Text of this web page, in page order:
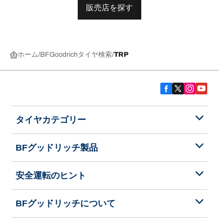
販売店を探す
ホーム BFGoodrichタイヤ検索 TRP
タイヤカテゴリー
BFグッドリッチ製品
安全運転のヒント
BFグッドリッチについて